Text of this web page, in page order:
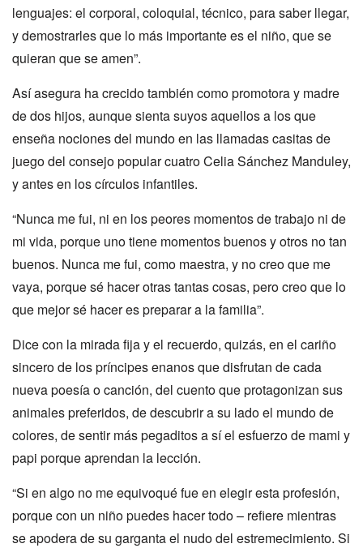
lenguajes: el corporal, coloquial, técnico, para saber llegar,
y demostrarles que lo más importante es el niño, que se
quieran que se amen”.
Así asegura ha crecido también como promotora y madre
de dos hijos, aunque sienta suyos aquellos a los que
enseña nociones del mundo en las llamadas casitas de
juego del consejo popular cuatro Celia Sánchez Manduley,
y antes en los círculos infantiles.
“Nunca me fui, ni en los peores momentos de trabajo ni de
mi vida, porque uno tiene momentos buenos y otros no tan
buenos. Nunca me fui, como maestra, y no creo que me
vaya, porque sé hacer otras tantas cosas, pero creo que lo
que mejor sé hacer es preparar a la familia”.
Dice con la mirada fija y el recuerdo, quizás, en el cariño
sincero de los príncipes enanos que disfrutan de cada
nueva poesía o canción, del cuento que protagonizan sus
animales preferidos, de descubrir a su lado el mundo de
colores, de sentir más pegaditos a sí el esfuerzo de mami y
papi porque aprendan la lección.
“Si en algo no me equivoqué fue en elegir esta profesión,
porque con un niño puedes hacer todo – refiere mientras
se apodera de su garganta el nudo del estremecimiento. Si